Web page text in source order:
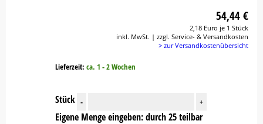
54,44 €
2,18 Euro je 1 Stück
inkl. MwSt. | zzgl. Service- & Versandkosten
> zur Versandkostenübersicht
Lieferzeit: ca. 1 - 2 Wochen
Stück - +
Eigene Menge eingeben: durch 25 teilbar